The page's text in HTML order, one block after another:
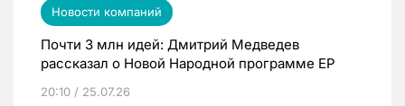
Новости компаний
Почти 3 млн идей: Дмитрий Медведев
рассказал о Новой Народной программе ЕР
20:10 / 25.07.26